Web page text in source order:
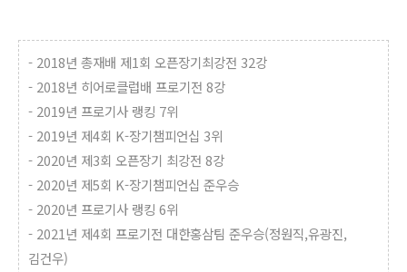
- 2018년 총재배 제1회 오픈장기최강전 32강
- 2018년 히어로클럽배 프로기전 8강
- 2019년 프로기사 랭킹 7위
- 2019년 제4회 K-장기챔피언십 3위
- 2020년 제3회 오픈장기 최강전 8강
- 2020년 제5회 K-장기챔피언십 준우승
- 2020년 프로기사 랭킹 6위
- 2021년 제4회 프로기전 대한홍삼팀 준우승(정원직,유광진,
김건우)